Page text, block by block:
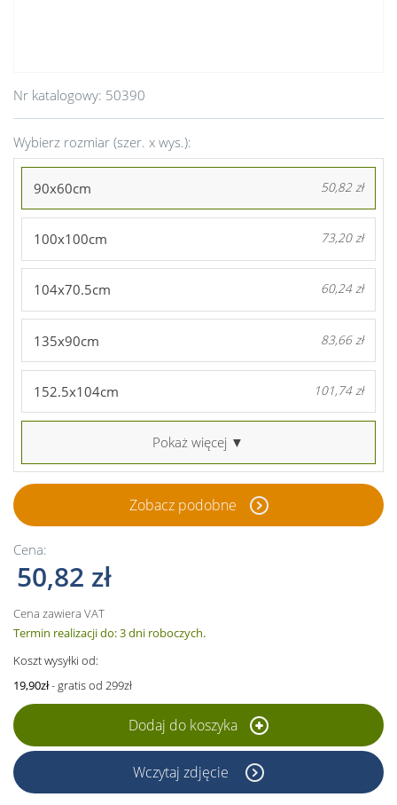
Nr katalogowy: 50390
Wybierz rozmiar (szer. x wys.):
90x60cm 50,82 zł
100x100cm 73,20 zł
104x70.5cm 60,24 zł
135x90cm 83,66 zł
152.5x104cm 101,74 zł
Pokaż więcej ▼
Zobacz podobne
Cena:
50,82 zł
Cena zawiera VAT
Termin realizacji do: 3 dni roboczych.
Koszt wysyłki od:
19,90zł- gratis od 299zł
Dodaj do koszyka
Wczytaj zdjęcie